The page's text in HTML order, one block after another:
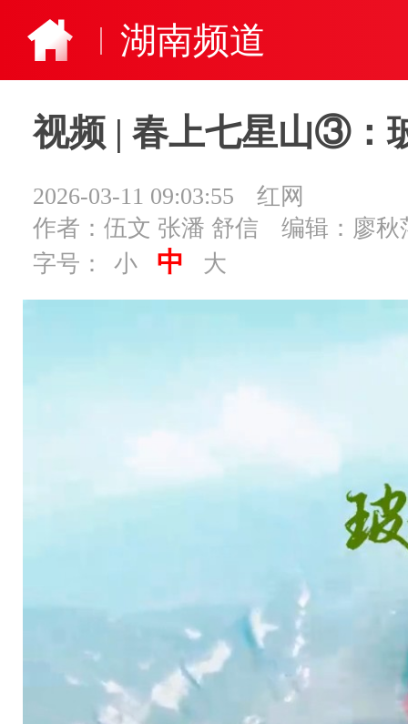
湖南频道
视频 | 春上七星山③：
2026-03-11 09:03:55
红网
作者：伍文 张潘 舒信
编辑：廖秋
字号：
小 中 大